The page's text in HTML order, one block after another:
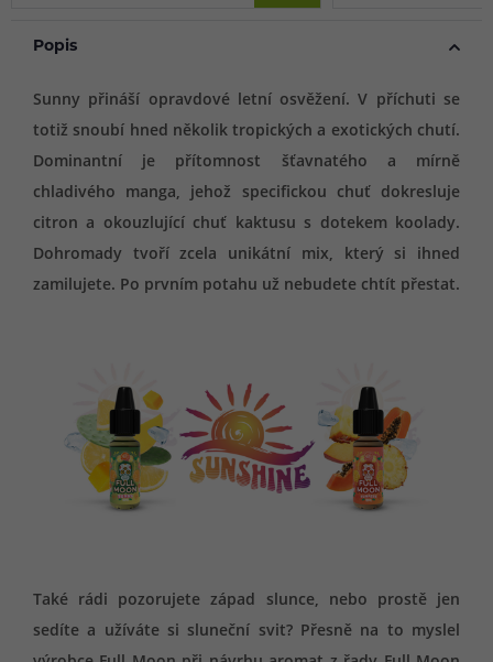
Popis
Sunny přináší opravdové letní osvěžení. V příchuti se
totiž snoubí hned několik tropických a exotických chutí.
Dominantní je přítomnost šťavnatého a mírně
chladivého manga, jehož specifickou chuť dokresluje
citron a okouzlující chuť kaktusu s dotekem koolady.
Dohromady tvoří zcela unikátní mix, který si ihned
zamilujete. Po prvním potahu už nebudete chtít přestat.
Také rádi pozorujete západ slunce, nebo prostě jen
sedíte a užíváte si sluneční svit? Přesně na to myslel